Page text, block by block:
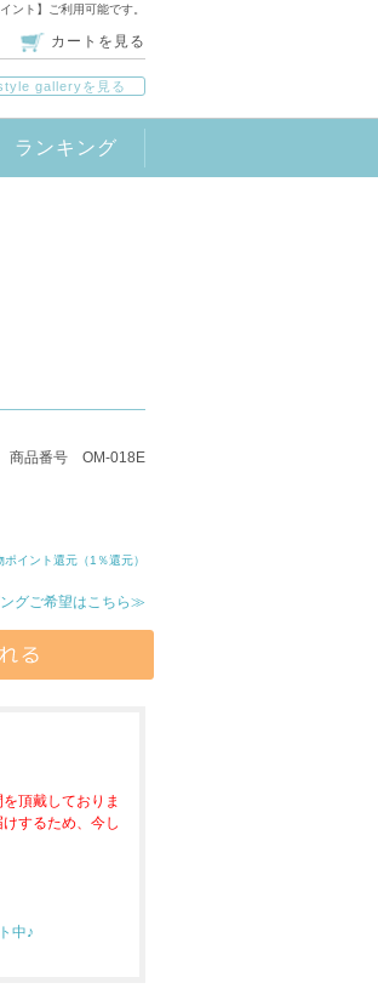
ト】ご利用可能です。
カートを見る
galleryを見る
ランキング
商品番号 OM-018E
イント還元（1％還元）
グご希望はこちら≫
頂戴しておりま
するため、今し
中♪